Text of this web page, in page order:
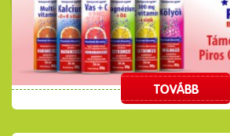
TOVÁBB